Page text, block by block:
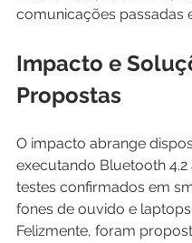
comunicações passadas
Impacto e
Propostas
O impacto abrange
executando Bluetooth 4.2
testes confirmados em
fones de ouvido e laptops.
Felizmente, foram